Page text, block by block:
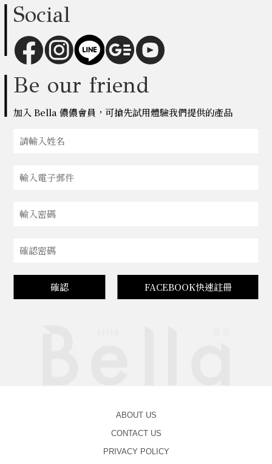
Social
Be our friend
加入 Bella 儂儂會員，可搶先試用體驗我們提供的產品
確認 FACEBOOK快速註冊
ABOUT US
CONTACT US
PRIVACY POLICY